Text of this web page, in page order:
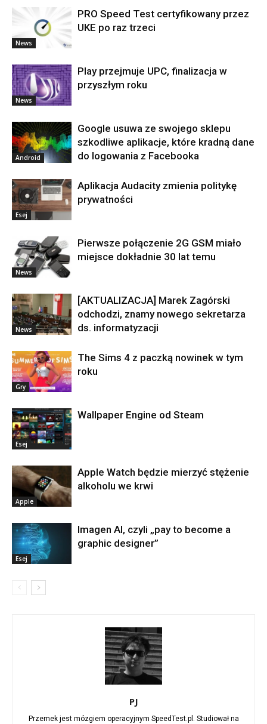
News
PRO Speed Test certyfikowany przez
UKE po raz trzeci
News
Play przejmuje UPC, finalizacja w
przyszłym roku
Android
Google usuwa ze swojego sklepu
szkodliwe aplikacje, które kradną dane
do logowania z Facebooka
Esej
Aplikacja Audacity zmienia politykę
prywatności
News
Pierwsze połączenie 2G GSM miało
miejsce dokładnie 30 lat temu
News
[AKTUALIZACJA] Marek Zagórski
odchodzi, znamy nowego sekretarza
ds. informatyzacji
Gry
The Sims 4 z paczką nowinek w tym
roku
Esej
Wallpaper Engine od Steam
Apple
Apple Watch będzie mierzyć stężenie
alkoholu we krwi
Esej
Imagen AI, czyli „pay to become a
graphic designer”
PJ
Przemek jest mózgiem operacyjnym SpeedTest.pl. Studiował na